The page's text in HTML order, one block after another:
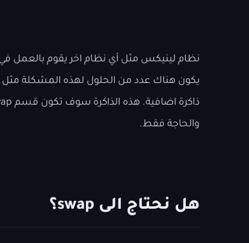
يكون هناك عدد من الحلول لهذه المشكلة مثل
والحاجة فقط.
هل نحتاج الى swap؟